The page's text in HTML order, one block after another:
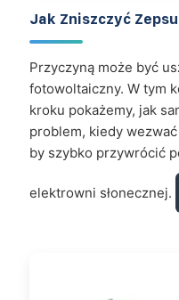
Jak Zniszczyć
Przyczyną może być
fotowoltaiczny. W tym
kroku pokażemy, jak
problem, kiedy
by szybko przywrócić
elektrowni słonecznej.